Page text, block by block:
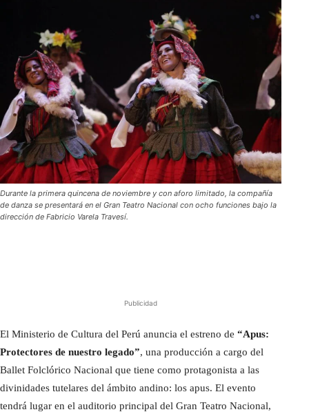
Durante la primera quincena de noviembre y con aforo limitado, la compañía
de danza se presentará en el Gran Teatro Nacional con ocho funciones bajo la
dirección de Fabricio Varela Travesí.
Publicidad
El Ministerio de Cultura del Perú anuncia el estreno de “Apus:
Protectores de nuestro legado”, una producción a cargo del
Ballet Folclórico Nacional que tiene como protagonista a las
divinidades tutelares del ámbito andino: los apus. El evento
tendrá lugar en el auditorio principal del Gran Teatro Nacional,